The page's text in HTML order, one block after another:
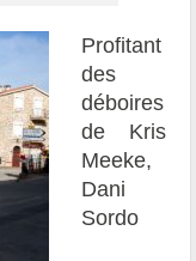
Profitant
des
déboires
de Kris
Meeke,
Dani
Sordo